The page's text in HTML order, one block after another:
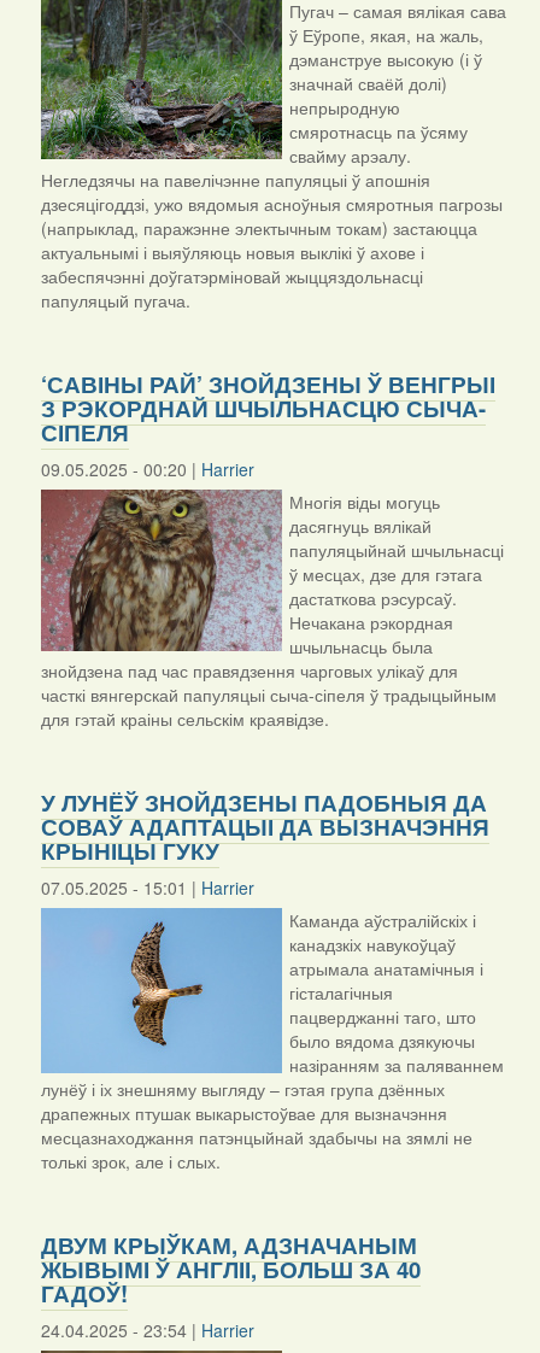
Пугач – самая вялікая сава
ў Еўропе, якая, на жаль,
дэманструе высокую (і ў
значнай сваёй долі)
непрыродную
смяротнасць па ўсяму
свайму арэалу.
Негледзячы на павелічэнне папуляцыі ў апошнія
дзесяцігоддзі, ужо вядомыя асноўныя смяротныя пагрозы
(напрыклад, паражэнне электычным токам) застаюцца
актуальнымі і выяўляюць новыя выклікі ў ахове і
забеспячэнні доўгатэрміновай жыццяздольнасці
папуляцый пугача.
‘САВІНЫ РАЙ’ ЗНОЙДЗЕНЫ Ў ВЕНГРЫІ
З РЭКОРДНАЙ ШЧЫЛЬНАСЦЮ СЫЧА-
СІПЕЛЯ
09.05.2025 - 00:20 | Harrier
Многія віды могуць
дасягнуць вялікай
папуляцыйнай шчыльнасці
ў месцах, дзе для гэтага
дастаткова рэсурсаў.
Нечакана рэкордная
шчыльнасць была
знойдзена пад час правядзення чарговых улікаў для
часткі вянгерскай папуляцыі сыча-сіпеля ў традыцыйным
для гэтай краіны сельскім краявідзе.
У ЛУНЁЎ ЗНОЙДЗЕНЫ ПАДОБНЫЯ ДА
СОВАЎ АДАПТАЦЫІ ДА ВЫЗНАЧЭННЯ
КРЫНІЦЫ ГУКУ
07.05.2025 - 15:01 | Harrier
Каманда аўстралійскіх і
канадзкіх навукоўцаў
атрымала анатамічныя і
гісталагічныя
пацверджанні таго, што
было вядома дзякуючы
назіранням за паляваннем
лунёў і іх знешняму выгляду – гэтая група дзённых
драпежных птушак выкарыстоўвае для вызначэння
месцазнаходжання патэнцыйнай здабычы на зямлі не
толькі зрок, але і слых.
ДВУМ КРЫЎКАМ, АДЗНАЧАНЫМ
ЖЫВЫМІ Ў АНГЛІІ, БОЛЬШ ЗА 40
ГАДОЎ!
24.04.2025 - 23:54 | Harrier